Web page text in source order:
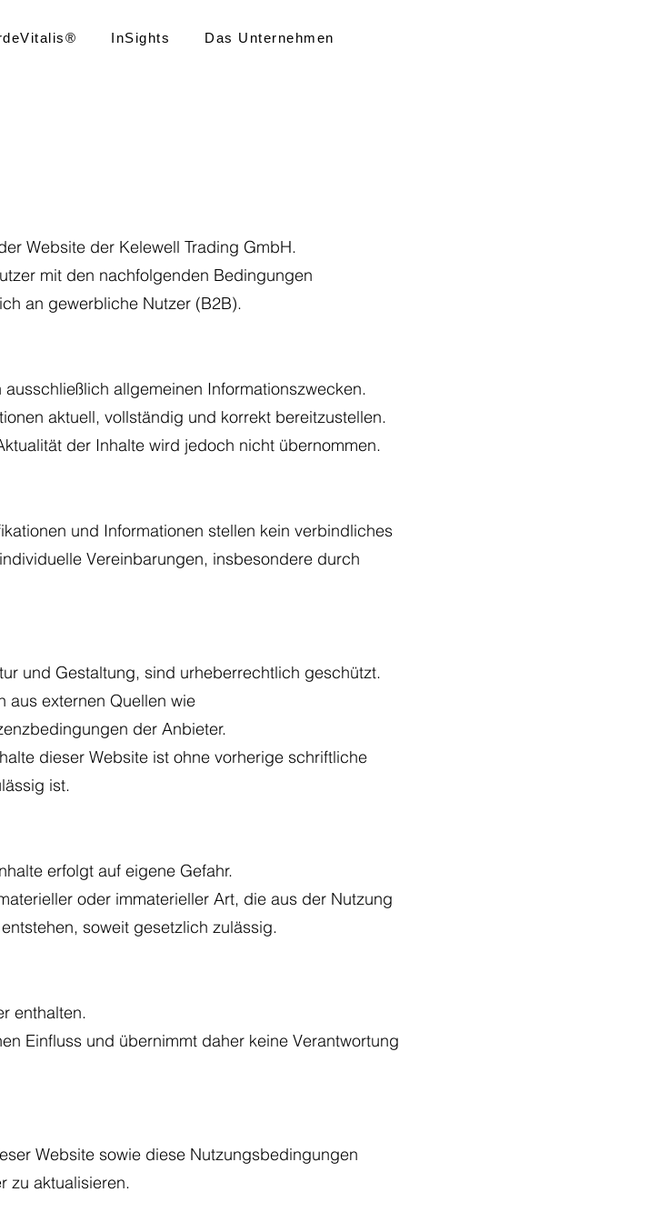
InSights Das Unternehmen
Website der Kelewell Trading GmbH.
mit den nachfolgenden Bedingungen
an gewerbliche Nutzer (B2B).
allgemeinen Informationszwecken.
aktuell, vollständig und korrekt bereitzustellen.
der Inhalte wird jedoch nicht übernommen.
und Informationen stellen kein verbindliches
Vereinbarungen, insbesondere durch
und Gestaltung, sind urheberrechtlich geschützt.
aus externen Quellen wie
der Anbieter.
dieser Website ist ohne vorherige schriftliche
ist.
erfolgt auf eigene Gefahr.
oder immaterieller Art, die aus der Nutzung
soweit gesetzlich zulässig.
enthalten.
Einfluss und übernimmt daher keine Verantwortung
Website sowie diese Nutzungsbedingungen
zu aktualisieren.